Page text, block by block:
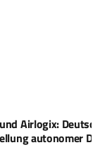
Joint Venture